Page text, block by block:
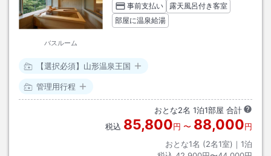
バスルーム
事前支払い
露天風呂付き客室
部屋に温泉給湯
【選択必須】山形温泉王国
管理用行程
おとな2名 1泊1部屋 合計
税込 85,800円 〜 88,000円
おとな1名 (2名1室)｜ 1泊